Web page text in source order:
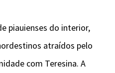
piauienses do interior,
atraídos pelo
com Teresina. A